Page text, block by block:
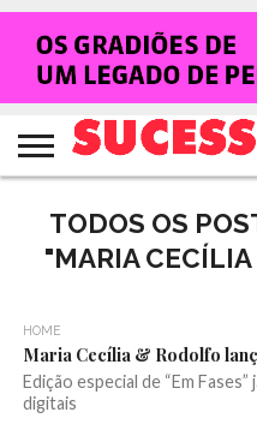
HOME
NOTÍCIAS
SHOWS
ENTREVISTAS
CLIQUES
RANKING
CROWLEY
TV
SUCESSO!
REVISTA
SUCESSO!
TODOS OS
"MARIA
HOME
Maria Cecília & Rodolfo
Edição especial de “Em
digitais